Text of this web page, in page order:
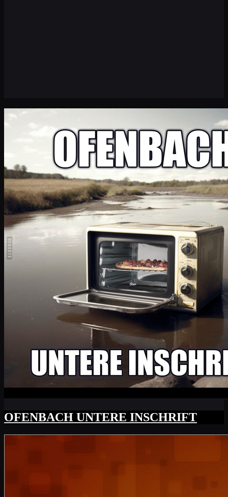
OFENBACH UNTERE INSCHRIFT